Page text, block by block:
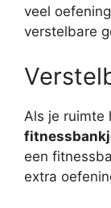
veel
verstelbare
Als je ruimte
een
extra